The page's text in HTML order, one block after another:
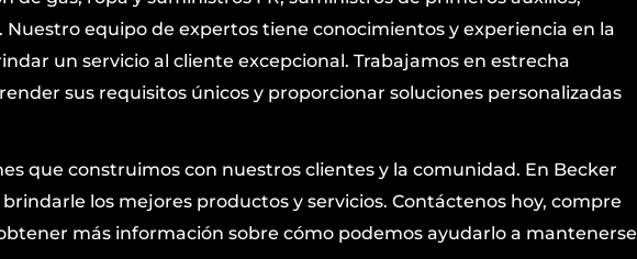
equipo de expertos tiene conocimientos y experiencia en la
un servicio al cliente excepcional. Trabajamos en estrecha
sus requisitos únicos y proporcionar soluciones personalizadas
que construimos con nuestros clientes y la comunidad. En Becker
los mejores productos y servicios. Contáctenos hoy, compre
más información sobre cómo podemos ayudarlo a mantenerse